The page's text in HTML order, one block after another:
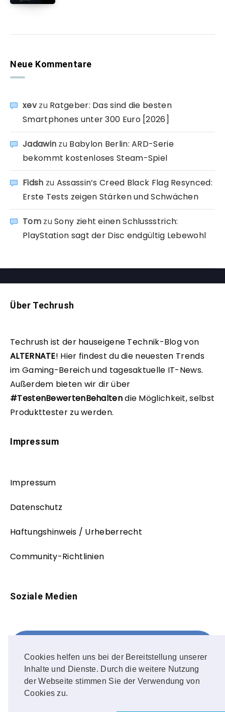
Cookies helfen uns bei der Bereitstellung unserer
Inhalte und Dienste. Durch die weitere Nutzung
der Webseite stimmen Sie der Verwendung von
Cookies zu.
Neue Kommentare
xevzu Ratgeber: Das sind die besten
Smartphones unter 300 Euro [2026]
Jadawin zu Babylon Berlin: ARD-Serie
bekommt kostenloses Steam-Spiel
Fidsh zu Assassin’s Creed Black Flag Resynced:
Erste Tests zeigen Stärken und Schwächen
TomzuSony zieht einen Schlussstrich:
PlayStation sagt der Disc endgültig Lebewohl
Über Techrush
Techrush ist der hauseigene Technik-Blog von
ALTERNATE! Hier findest du die neuesten Trends
im Gaming-Bereich und tagesaktuelle IT-News.
Außerdem bieten wir dir über
#TestenBewertenBehaltendie Möglichkeit, selbst
Produkttester zu werden.
Impressum
Impressum
Datenschutz
Haftungshinweis / Urheberrecht
Community-Richtlinien
Soziale Medien
FOLLOW ME!
Instagram
OUR PHOTOS!